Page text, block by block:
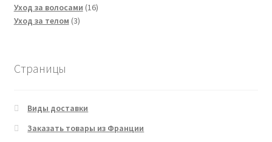
Уход за волосами 1616
Уход за телом 33
Страницы
Виды доставки
Заказать товары из Франции